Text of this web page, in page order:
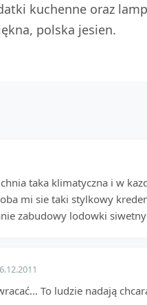
kuchenne oraz
polska jesien.
taka klimatyczna i w
mi sie taki stylkowy
zabudowy lodowki
To ludzie nadają